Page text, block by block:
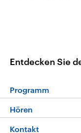
Entdecken Sie
Programm
Programm
Hören
Livestream
Kontakt